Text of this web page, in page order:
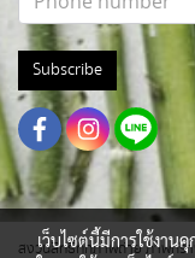
Subscribe
สงวนสิทธิ์ทุกภาพถ่าย ภาพกรา
เว็บไซต์นี้มีการใช้งาน